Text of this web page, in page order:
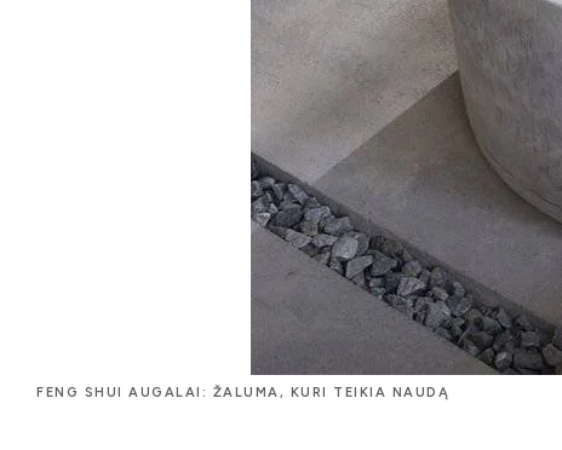
FENG SHUI AUGALAI: ŽALUMA, KURI TEIKIA NAUDĄ